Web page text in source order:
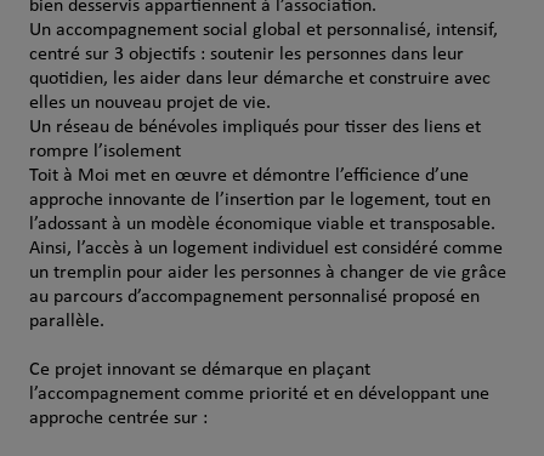
bien desservis appartiennent à l’association.
Un accompagnement social global et personnalisé, intensif,
centré sur 3 objectifs : soutenir les personnes dans leur
quotidien, les aider dans leur démarche et construire avec
elles un nouveau projet de vie.
Un réseau de bénévoles impliqués pour tisser des liens et
rompre l’isolement
Toit à Moi met en œuvre et démontre l’efficience d’une
approche innovante de l’insertion par le logement, tout en
l’adossant à un modèle économique viable et transposable.
Ainsi, l’accès à un logement individuel est considéré comme
un tremplin pour aider les personnes à changer de vie grâce
au parcours d’accompagnement personnalisé proposé en
parallèle.
Ce projet innovant se démarque en plaçant
l’accompagnement comme priorité et en développant une
approche centrée sur :